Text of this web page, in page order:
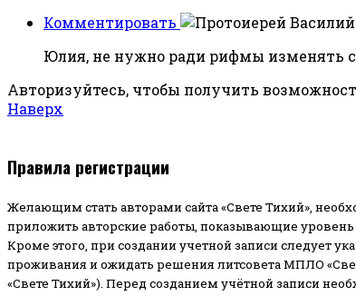
Комментировать
Юлия, не нужно ради рифмы изменять
Авторизуйтесь, чтобы получить
Наверх
Правила регистрации
Желающим стать авторами сайта «Свете Тихий»,
приложить авторские работы, показывающие уровень
Кроме этого, при создании учетной записи следует
проживания и ожидать решения литсовета МПЛО
«Свете Тихий»). Перед созданием учётной записи